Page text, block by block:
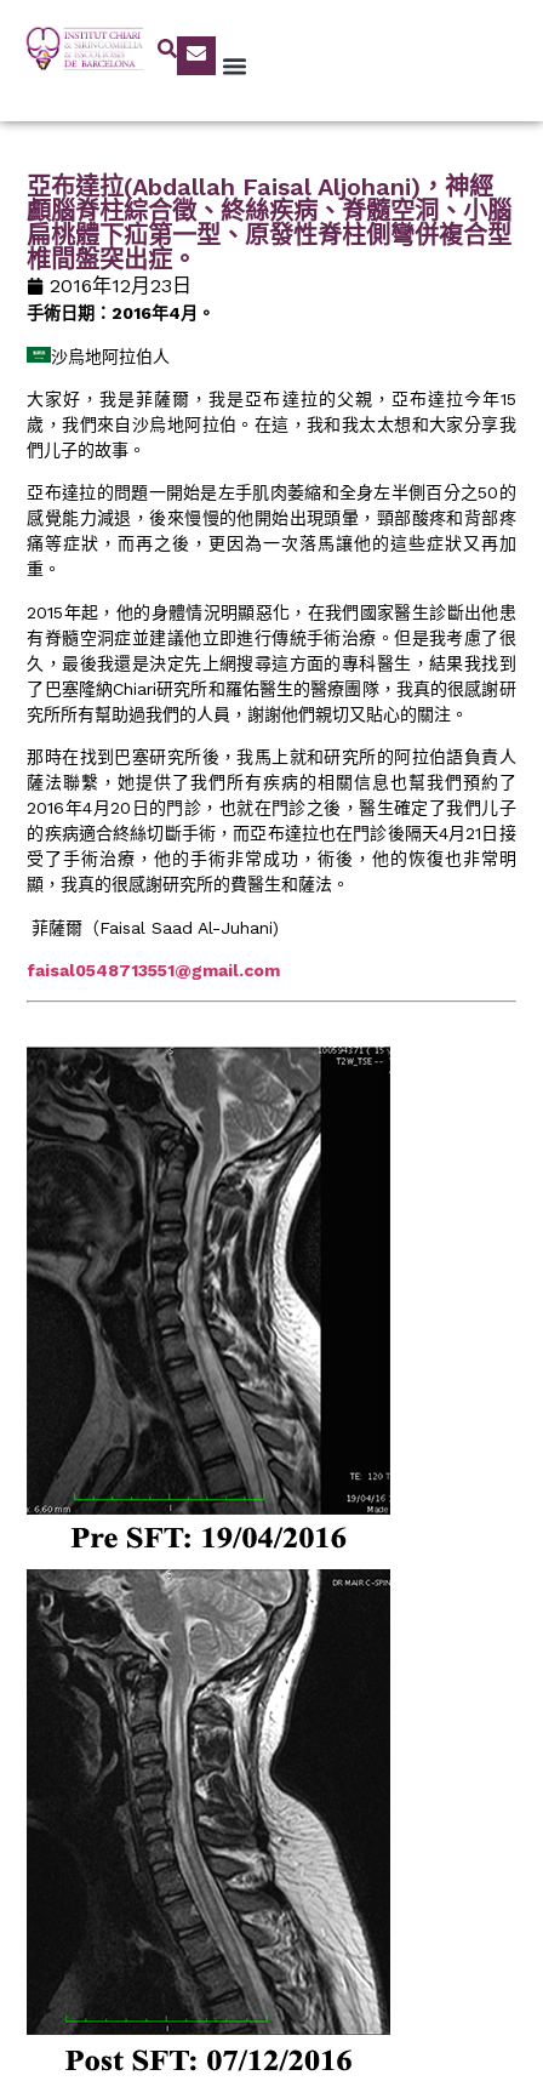
亞布達拉(Abdallah Faisal Aljohani)，神經
顱腦脊柱綜合徵、終絲疾病、脊髓空洞、小腦
扁桃體下疝第一型、原發性脊柱側彎併複合型
椎間盤突出症。
2016年12月23日
手術日期：2016年4月。
沙烏地阿拉伯人
大家好，我是菲薩爾，我是亞布達拉的父親，亞布達拉今年15
歲，我們來自沙烏地阿拉伯。在這，我和我太太想和大家分享我
們儿子的故事。
亞布達拉的問題一開始是左手肌肉萎縮和全身左半側百分之50的
感覺能力減退，後來慢慢的他開始出現頭暈，頸部酸疼和背部疼
痛等症狀，而再之後，更因為一次落馬讓他的這些症狀又再加
重。
2015年起，他的身體情況明顯惡化，在我們國家醫生診斷出他患
有脊髓空洞症並建議他立即進行傳統手術治療。但是我考慮了很
久，最後我還是決定先上網搜尋這方面的專科醫生，結果我找到
了巴塞隆納Chiari研究所和羅佑醫生的醫療團隊，我真的很感謝研
究所所有幫助過我們的人員，謝謝他們親切又貼心的關注。
那時在找到巴塞研究所後，我馬上就和研究所的阿拉伯語負責人
薩法聯繫，她提供了我們所有疾病的相關信息也幫我們預約了
2016年4月20日的門診，也就在門診之後，醫生確定了我們儿子
的疾病適合終絲切斷手術，而亞布達拉也在門診後隔天4月21日接
受了手術治療，他的手術非常成功，術後，他的恢復也非常明
顯，我真的很感謝研究所的費醫生和薩法。
菲薩爾（Faisal Saad Al-Juhani)
faisal0548713551@gmail.com